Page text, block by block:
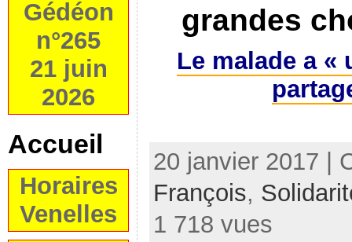
Gédéon
n°265
21 juin
2026
Accueil
Horaires
Venelles
grandes
Le malade a «
20 janvier 2017 |
François,
1 718 vues